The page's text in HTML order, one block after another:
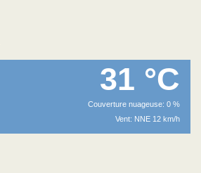
31 °C
Couverture nuageuse: 0 %
Vent: NNE 12 km/h